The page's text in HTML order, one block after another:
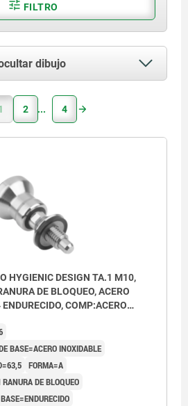
FILTRO
dibujo
2 4
HYGIENIC DESIGN TA.1 M10,
DE BLOQUEO, ACERO
COMP:ACERO
BASE=ACERO INOXIDABLE
FORMA=A
DE BLOQUEO